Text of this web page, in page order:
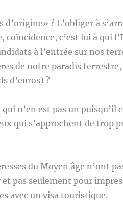
? L’obliger à
c’est lui à qui
à l’entrée sur nos
de notre paradis terrestre,
d’euros) ?
n’en est pas un puisqu’il
qui s’approchent de trop
du Moyen âge n’ont
pas seulement pour
avec un visa touristique.